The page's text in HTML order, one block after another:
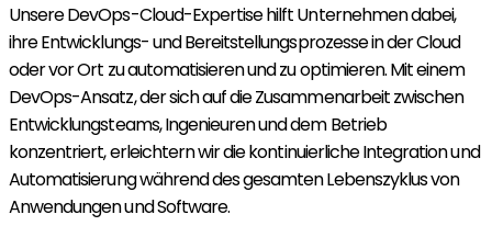
Unsere DevOps-Cloud-Expertise hilft Unternehmen dabei,
ihre Entwicklungs- und Bereitstellungsprozesse in der Cloud
oder vor Ort zu automatisieren und zu optimieren. Mit einem
DevOps-Ansatz, der sich auf die Zusammenarbeit zwischen
Entwicklungsteams, Ingenieuren und dem Betrieb
konzentriert, erleichtern wir die kontinuierliche Integration und
Automatisierung während des gesamten Lebenszyklus von
Anwendungen und Software.